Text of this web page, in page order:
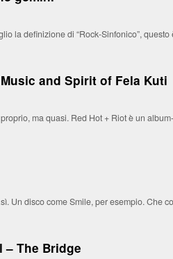
la definizione di “Rock-Sinfonico”,
and Spirit of Fela Kuti
ma quasi. Red Hot + Riot è un
Un disco come Smile, per esempio. Che
– The Bridge